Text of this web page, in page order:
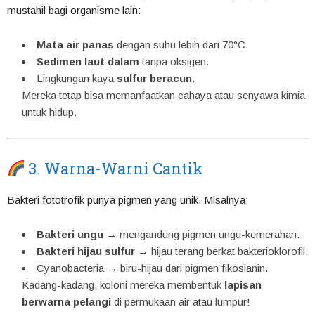
mustahil bagi organisme lain:
Mata air panas dengan suhu lebih dari 70°C.
Sedimen laut dalam tanpa oksigen.
Lingkungan kaya sulfur beracun.
Mereka tetap bisa memanfaatkan cahaya atau senyawa kimia
untuk hidup.
3. Warna-Warni Cantik
Bakteri fototrofik punya pigmen yang unik. Misalnya:
Bakteri ungu → mengandung pigmen ungu-kemerahan.
Bakteri hijau sulfur → hijau terang berkat bakterioklorofil.
Cyanobacteria → biru-hijau dari pigmen fikosianin.
Kadang-kadang, koloni mereka membentuk lapisan
berwarna pelangi di permukaan air atau lumpur!